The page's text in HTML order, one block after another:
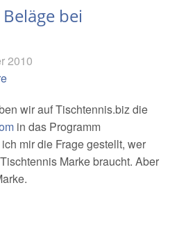
bei
2010
wir auf Tischtennis.biz die
in das Programm
mir die Frage gestellt, wer
Marke braucht. Aber